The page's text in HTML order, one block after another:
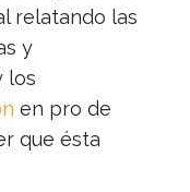
relatando las
y
los
en pro de
que ésta